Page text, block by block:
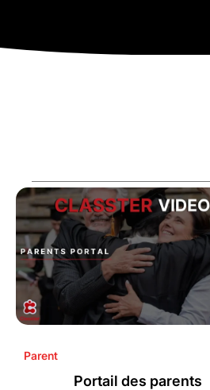
Parent
Portail des parents